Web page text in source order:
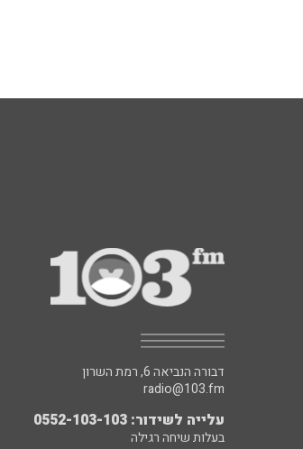
דבורה הנביאה 6, רמת השרון
radio@103.fm
עלייה לשידור: 0552-103-103
בעלות שיחה רגילה